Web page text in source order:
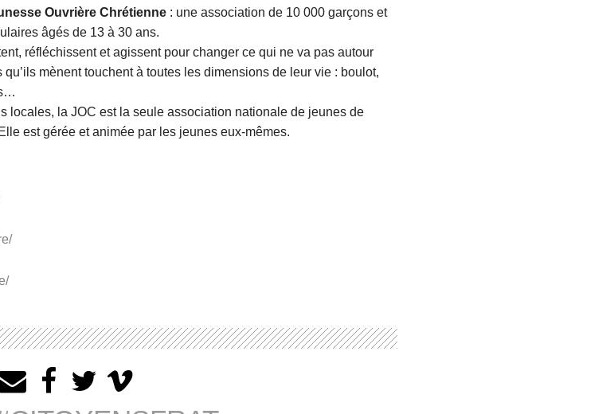
Ouvrière Chrétienne : une association de 10 000 garçons et
âgés de 13 à 30 ans.
réfléchissent et agissent pour changer ce qui ne va pas autour
qu’ils mènent touchent à toutes les dimensions de leur vie : boulot,
locales, la JOC est la seule association nationale de jeunes de
est gérée et animée par les jeunes eux-mêmes.